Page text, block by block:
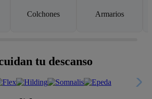
Colchones Armarios
tu descanso